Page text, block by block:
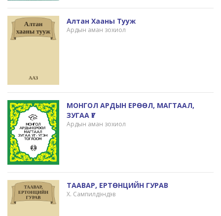
Алтан Хааны Тууж
Ардын аман зохиол
МОНГОЛ АРДЫН ЕРӨӨЛ, МАГТААЛ,
ЗУГАА ҮГ
Ардын аман зохиол
ТААВАР, ЕРТӨНЦИЙН ГУРАВ
Х. Сампилдэндэв